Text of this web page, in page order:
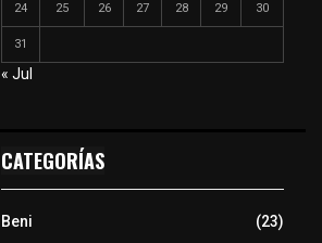
24 25 26 27 28 29 30
31
« Jul
CATEGORÍAS
Beni
(23)